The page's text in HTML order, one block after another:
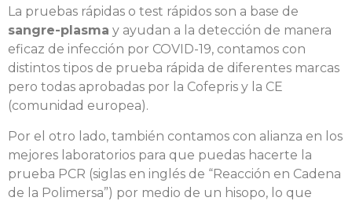
La pruebas rápidas o test rápidos son a base de
sangre-plasma y ayudan a la detección de manera
eficaz de infección por COVID-19, contamos con
distintos tipos de prueba rápida de diferentes marcas
pero todas aprobadas por la Cofepris y la CE
(comunidad europea).
Por el otro lado, también contamos con alianza en los
mejores laboratorios para que puedas hacerte la
prueba PCR (siglas en inglés de “Reacción en Cadena
de la Polimersa”) por medio de un hisopo, lo que